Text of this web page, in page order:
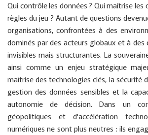
Qui contrôle les données ? Qui maîtrise les
règles du jeu ? Autant de questions
organisations, confrontées à des
dominés par des acteurs globaux et à des
invisibles mais structurantes. La
ainsi comme un enjeu stratégique
maîtrise des technologies clés, la sécurité
gestion des données sensibles et la
autonomie de décision. Dans un
géopolitiques et d'accélération
numériques ne sont plus neutres : ils